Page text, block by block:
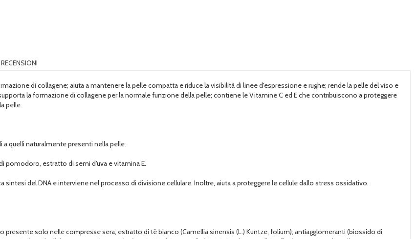
RECENSIONI
di collagene; aiuta a mantenere la pelle compatta e riduce la visibilità di linee d'espressione e rughe; rende la pelle del viso e
la formazione di collagene per la normale funzione della pelle; contiene le Vitamine C ed E che contribuiscono a proteggere
pelle.
quelli naturalmente presenti nella pelle.
pomodoro, estratto di semi d'uva e vitamina E.
del DNA e interviene nel processo di divisione cellulare. Inoltre, aiuta a proteggere le cellule dallo stress ossidativo.
solo nelle compresse sera; estratto di tè bianco (Camellia sinensis (L.) Kuntze, folium); antiagglomeranti (biossido di